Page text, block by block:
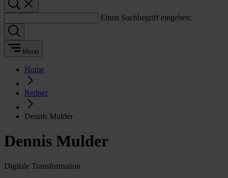
Einen Suchbegriff eingeben:
Menü
Home
Redner
Dennis Mulder
Dennis Mulder
Digitale Transformation